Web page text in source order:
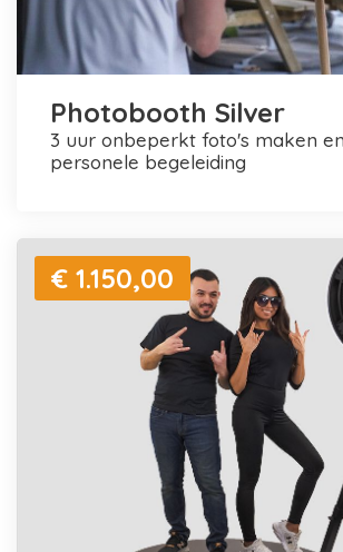
Photobooth Silver
3 uur onbeperkt foto's maken en printen +
personele begeleiding
€ 1.150,00